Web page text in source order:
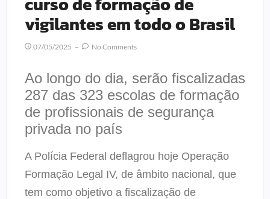
vigilantes em todo o Brasil
07/05/2025 No Comments
Ao longo do dia, serão fiscalizadas
287 das 323 escolas de formação
de profissionais de segurança
privada no país
A Polícia Federal deflagrou hoje Operação
Formação Legal IV, de âmbito nacional, que
tem como objetivo a fiscalização de